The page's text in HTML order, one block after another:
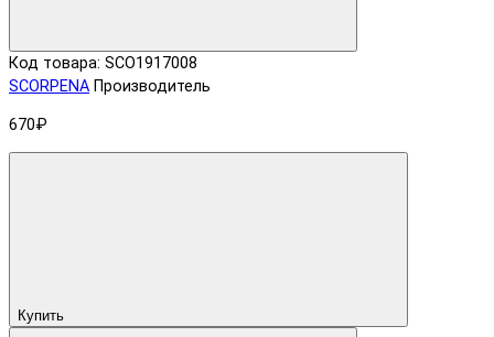
Код товара: SCO1917008
SCORPENA Производитель
670₽
Купить